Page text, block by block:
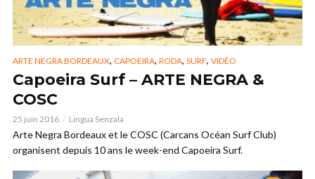
ARTE NEGRA BORDEAUX, CAPOEIRA, RODA, SURF, VIDÉO
Capoeira Surf – ARTE NEGRA &
COSC
25 juin 2016 Lingua Senzala
Arte Negra Bordeaux et le COSC (Carcans Océan Surf Club)
organisent depuis 10 ans le week-end Capoeira Surf.